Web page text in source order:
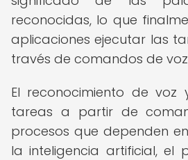
reconocidas, lo que
aplicaciones ejecutar las
través de comandos de
El reconocimiento de voz
tareas a partir de
procesos que dependen
la inteligencia artificial, el